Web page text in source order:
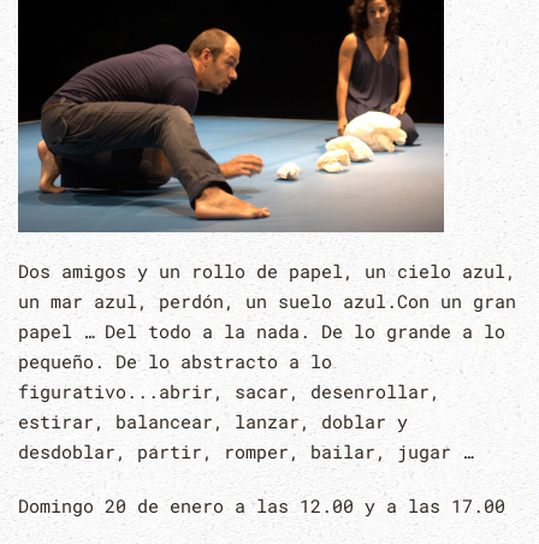
Dos amigos y un rollo de papel, un cielo azul,
un mar azul, perdón, un suelo azul.Con un gran
papel … Del todo a la nada. De lo grande a lo
pequeño. De lo abstracto a lo
figurativo...abrir, sacar, desenrollar,
estirar, balancear, lanzar, doblar y
desdoblar, partir, romper, bailar, jugar …
Domingo 20 de enero a las 12.00 y a las 17.00